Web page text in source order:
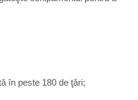
în peste 180 de ţări;